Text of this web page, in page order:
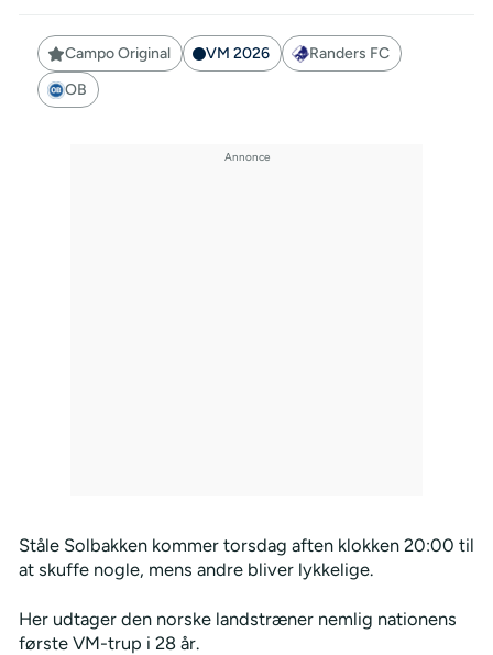
Campo Original VM 2026
Randers FC
OB
Ståle Solbakken kommer torsdag aften klokken 20:00 til
at skuffe nogle, mens andre bliver lykkelige.
Her udtager den norske landstræner nemlig nationens
første VM-trup i 28 år.